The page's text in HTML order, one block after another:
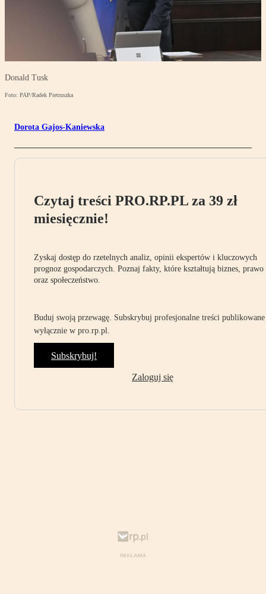
Donald Tusk
Foto: PAP/Radek Pietruszka
Dorota Gajos-Kaniewska
Czytaj treści PRO.RP.PL za 39 zł
miesięcznie!
Zyskaj dostęp do rzetelnych analiz, opinii ekspertów i kluczowych
prognoz gospodarczych. Poznaj fakty, które kształtują biznes, prawo
oraz społeczeństwo.
Buduj swoją przewagę. Subskrybuj profesjonalne treści publikowane
wyłącznie w pro.rp.pl.
Subskrybuj!
Zaloguj się